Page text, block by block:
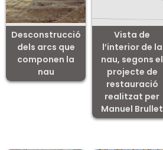
Desconstrucció
dels arcs que
componen la
nau
Vista de
l’interior de la
nau, segons el
projecte de
restauració
realitzat per
Manuel Brullet